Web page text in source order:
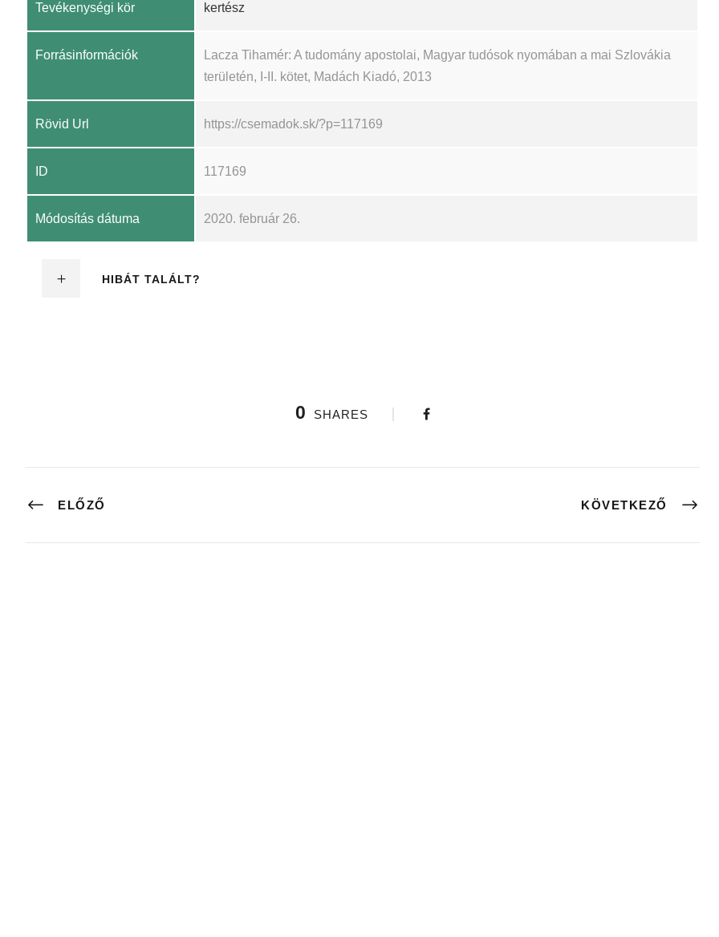
Tevékenységi kör kertész
Forrásinformációk
Lacza Tihamér: A tudomány apostolai, Magyar tudósok nyomában a mai Szlovákia
területén, I-II. kötet, Madách Kiadó, 2013
Rövid Url https://csemadok.sk/?p=117169
ID 117169
Módosítás dátuma 2020. február 26.
HIBÁT TALÁLT?
0 SHARES
ELŐZŐ KÖVETKEZŐ